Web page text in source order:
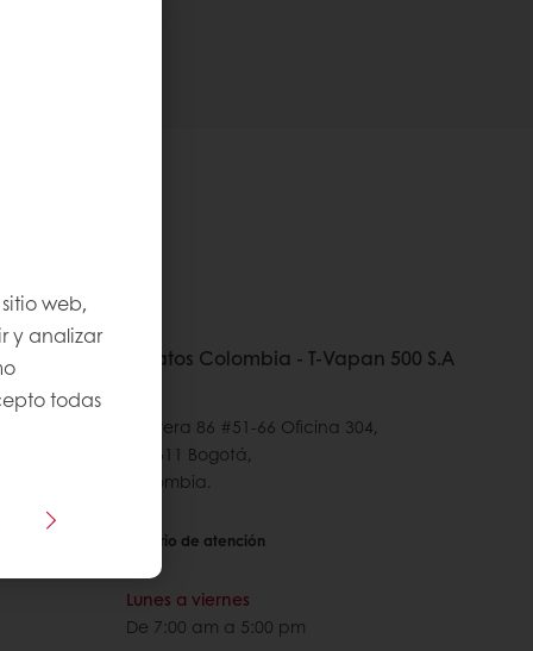
Puratos Colombia - T-Vapan 500 S.A
Carrera 86 #51-66 Oficina 304,
111611 Bogotá,
Colombia.
Horario de atención
Lunes a viernes
De 7:00 am a 5:00 pm
web,
y analizar
todas